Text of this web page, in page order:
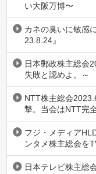
い大阪万博〜
カネの臭いに敏感
23.8.24』
日本郵政株主総会
失敗と認めよ。～
NTT株主総会
撃。当会はNTT完
フジ・メディア
ンタメ株主総会を
日本テレビ株主総